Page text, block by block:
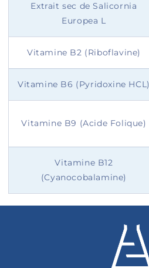
Extrait sec de Salicornia
Europea L
Vitamine B2 (Riboflavine)
Vitamine B6 (Pyridoxine HCL)
Vitamine B9 (Acide Folique)
Vitamine B12
(Cyanocobalamine)